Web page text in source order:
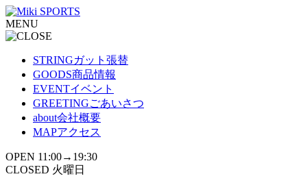
コ
ン
テ
MENU
STRINGガット張替
GOODS商品情報
EVENTイベント
GREETINGごあいさつ
about会社概要
MAPアクセス
OPEN 11:00→19:30
CLOSED 火曜日